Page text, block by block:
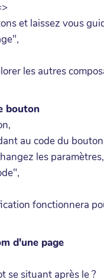
et laissez vous
les autres
bouton
au code du
les paramètres,
fonctionnera
d'une page
se situant après le ?